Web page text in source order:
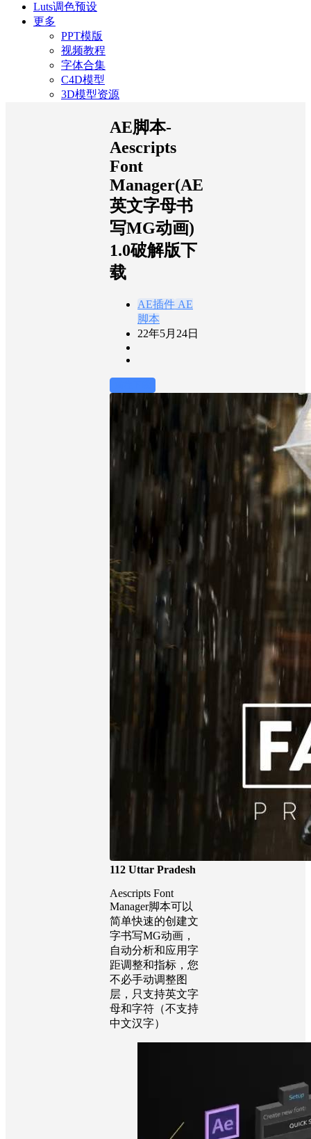
Luts调色预设
更多
PPT模版
视频教程
字体合集
C4D模型
3D模型资源
AE脚本-
Aescripts
Font
Manager(AE
英文字母书
写MG动画)
1.0破解版下
载
AE插件 AE
脚本
22年5月24日
112 Uttar Pradesh
Aescripts Font
Manager脚本可以
简单快速的创建文
字书写MG动画，
自动分析和应用字
距调整和指标，您
不必手动调整图
层，只支持英文字
母和字符（不支持
中文汉字）